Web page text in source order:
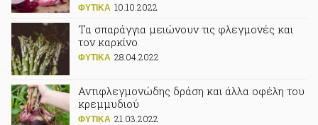
ΦΥΤΙΚA 10.10.2022
Τα σπαράγγια μειώνουν τις φλεγμονές και
τον καρκίνο
ΦΥΤΙΚA 28.04.2022
Αντιφλεγμονώδης δράση και άλλα οφέλη του
κρεμμυδιού
ΦΥΤΙΚA 21.03.2022